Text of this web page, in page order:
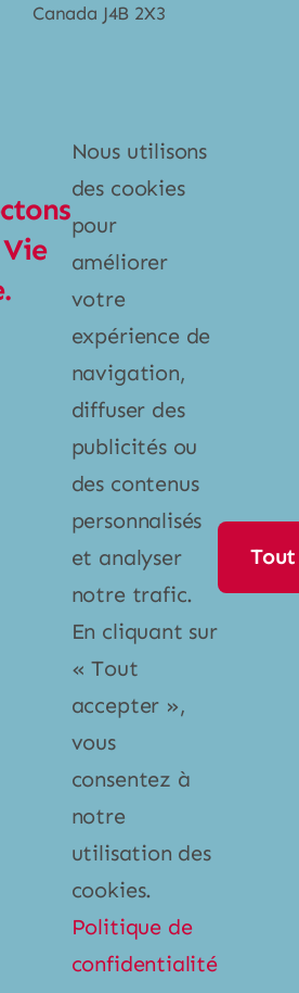
Canada J4B 2X3
Produits ménagers
Vaisselle
À propos
Contact
Politique de confidentialité
Contact
Par téléphone
+1 800 667 1452
info@mistral-ultra.com
© Copyright - 2026 •
Tous droits réservés • Une
Marketing Inc.
Nous utilisons
des cookies
pour
améliorer
votre
expérience de
navigation,
diffuser des
publicités ou
des contenus
personnalisés
et analyser
notre trafic.
En cliquant sur
« Tout
accepter »,
vous
consentez à
notre
utilisation des
cookies.
Politique de
confidentialité